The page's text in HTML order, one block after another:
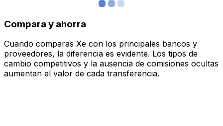
Compara y ahorra
Cuando comparas Xe con los principales bancos y
proveedores, la diferencia es evidente. Los tipos de
cambio competitivos y la ausencia de comisiones ocultas
aumentan el valor de cada transferencia.